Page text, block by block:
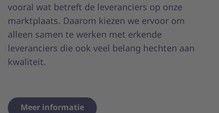
vooral wat betreft de leveranciers op onze
marktplaats. Daarom kiezen we ervoor om
alleen samen te werken met erkende
leveranciers die ook veel belang hechten aan
kwaliteit.
Meer informatie